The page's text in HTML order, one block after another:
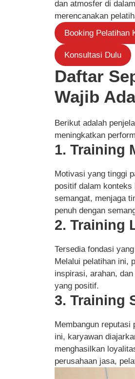
dan atmosfer di
merencanakan
Booking Pelatihan
Konsultasi Dulu
Daftar
Wajib
Berikut adalah
meningkatkan
1. Training
Motivasi yang tinggi
positif dalam konteks
semangat, menjaga
penuh dengan
2. Training
Tersedia fondasi
Melalui pelatihan ini,
inspirasi, arahan,
yang positif.
3. Training
Membangun
ini, karyawan
menghasilkan
perusahaan jasa,